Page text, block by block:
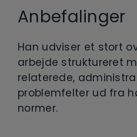
Anbefalinger
Han udviser et stort
arbejde struktureret
relaterede,
problemfelter ud fra
normer.